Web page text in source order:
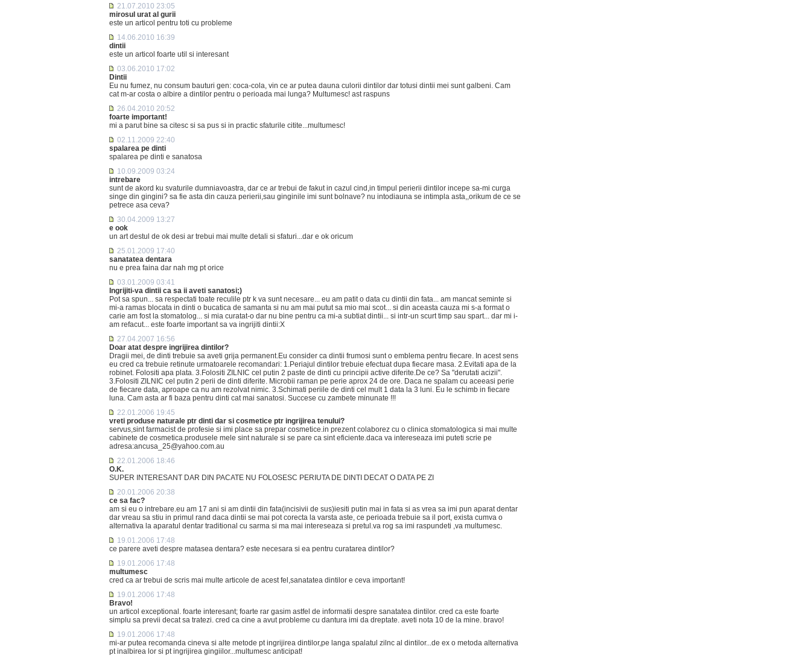
21.07.2010 23:05
mirosul urat al gurii
este un articol pentru toti cu probleme
14.06.2010 16:39
dintii
este un articol foarte util si interesant
03.06.2010 17:02
Dintii
Eu nu fumez, nu consum bauturi gen: coca-cola, vin ce ar putea dauna culorii dintilor dar totusi dintii mei sunt galbeni. Cam
cat m-ar costa o albire a dintilor pentru o perioada mai lunga? Multumesc! ast raspuns
26.04.2010 20:52
foarte important!
mi a parut bine sa citesc si sa pus si in practic sfaturile citite...multumesc!
02.11.2009 22:40
spalarea pe dinti
spalarea pe dinti e sanatosa
10.09.2009 03:24
intrebare
sunt de akord ku svaturile dumniavoastra, dar ce ar trebui de fakut in cazul cind,in timpul perierii dintilor incepe sa-mi curga
singe din gingini? sa fie asta din cauza perierii,sau ginginile imi sunt bolnave? nu intodiauna se intimpla asta,,orikum de ce se
petrece asa ceva?
30.04.2009 13:27
e ook
un art destul de ok desi ar trebui mai multe detali si sfaturi...dar e ok oricum
25.01.2009 17:40
sanatatea dentara
nu e prea faina dar nah mg pt orice
03.01.2009 03:41
Ingrijiti-va dintii ca sa ii aveti sanatosi;)
Pot sa spun... sa respectati toate reculile ptr k va sunt necesare... eu am patit o data cu dintii din fata... am mancat seminte si
mi-a ramas blocata in dinti o bucatica de samanta si nu am mai putut sa mio mai scot... si din aceasta cauza mi s-a format o
carie am fost la stomatolog... si mia curatat-o dar nu bine pentru ca mi-a subtiat dintii... si intr-un scurt timp sau spart... dar mi i-
am refacut... este foarte important sa va ingrijiti dintii:X
27.04.2007 16:56
Doar atat despre ingrijirea dintilor?
Dragii mei, de dinti trebuie sa aveti grija permanent.Eu consider ca dintii frumosi sunt o emblema pentru fiecare. In acest sens
eu cred ca trebuie retinute urmatoarele recomandari: 1.Periajul dintilor trebuie efectuat dupa fiecare masa. 2.Evitati apa de la
robinet. Folositi apa plata. 3.Folositi ZILNIC cel putin 2 paste de dinti cu principii active diferite.De ce? Sa "derutati acizii".
3.Folositi ZILNIC cel putin 2 perii de dinti diferite. Microbii raman pe perie aprox 24 de ore. Daca ne spalam cu aceeasi perie
de fiecare data, aproape ca nu am rezolvat nimic. 3.Schimati periile de dinti cel mult 1 data la 3 luni. Eu le schimb in fiecare
luna. Cam asta ar fi baza pentru dinti cat mai sanatosi. Succese cu zambete minunate !!!
22.01.2006 19:45
vreti produse naturale ptr dinti dar si cosmetice ptr ingrijirea tenului?
servus,sint farmacist de profesie si imi place sa prepar cosmetice.in prezent colaborez cu o clinica stomatologica si mai multe
cabinete de cosmetica.produsele mele sint naturale si se pare ca sint eficiente.daca va intereseaza imi puteti scrie pe
adresa:ancusa_25@yahoo.com.au
22.01.2006 18:46
O.K.
SUPER INTERESANT DAR DIN PACATE NU FOLOSESC PERIUTA DE DINTI DECAT O DATA PE ZI
20.01.2006 20:38
ce sa fac?
am si eu o intrebare.eu am 17 ani si am dintii din fata(incisivii de sus)iesiti putin mai in fata si as vrea sa imi pun aparat dentar
dar vreau sa stiu in primul rand daca dintii se mai pot corecta la varsta aste, ce perioada trebuie sa il port, exista cumva o
alternativa la aparatul dentar traditional cu sarma si ma mai intereseaza si pretul.va rog sa imi raspundeti ,va multumesc.
19.01.2006 17:48
ce parere aveti despre matasea dentara? este necesara si ea pentru curatarea dintilor?
19.01.2006 17:48
multumesc
cred ca ar trebui de scris mai multe articole de acest fel,sanatatea dintilor e ceva important!
19.01.2006 17:48
Bravo!
un articol exceptional. foarte interesant; foarte rar gasim astfel de informatii despre sanatatea dintilor. cred ca este foarte
simplu sa previi decat sa tratezi. cred ca cine a avut probleme cu dantura imi da dreptate. aveti nota 10 de la mine. bravo!
19.01.2006 17:48
mi-ar putea recomanda cineva si alte metode pt ingrijirea dintilor,pe langa spalatul zilnc al dintilor...de ex o metoda alternativa
pt inalbirea lor si pt ingrijirea gingiilor...multumesc anticipat!